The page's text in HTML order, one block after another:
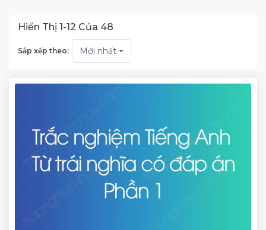
Hiển Thị 1-12 Của 48
Sắp xếp theo: Mới nhất